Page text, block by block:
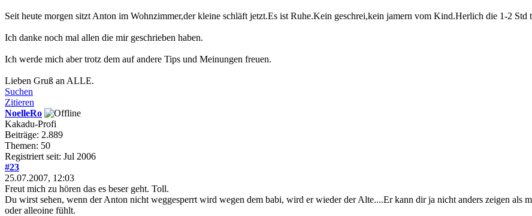
Seit heute morgen sitzt Anton im Wohnzimmer,der kleine schläft jetzt.Es ist Ruhe.Kein geschrei,kein jamern vom Kind.Herlich die 1-2 Std
Ich danke noch mal allen die mir geschrieben haben.
Ich werde mich aber trotz dem auf andere Tips und Meinungen freuen.
Lieben Gruß an ALLE.
Suchen
Zitieren
NoelleRo
Kakadu-Profi
Beiträge: 2.889
Themen: 50
Registriert seit: Jul 2006
#23
25.07.2007, 12:03
Freut mich zu hören das es beser geht. Toll.
Du wirst sehen, wenn der Anton nicht weggesperrt wird wegen dem babi, wird er wieder der Alte....Er kann dir ja nicht anders zeigen als
oder alleoine fühlt.